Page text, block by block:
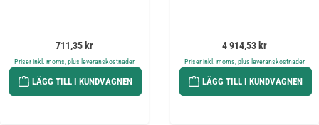
Ordinarie pris:
711,35 kr
Priser inkl. moms, plus leveranskostnader
LÄGG TILL I KUNDVAGNEN
Ordinarie pris:
4 914,53 kr
Priser inkl. moms, plus leveranskostnader
LÄGG TILL I KUNDVAGNEN